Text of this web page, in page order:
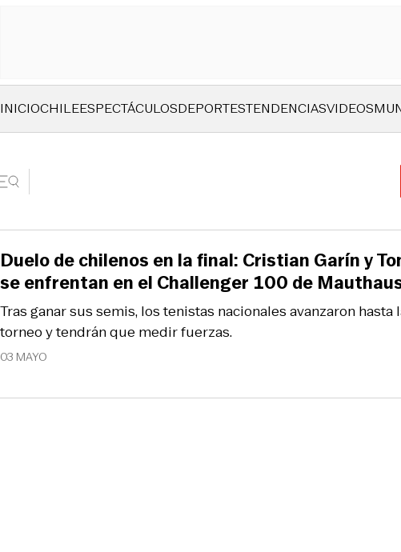
INICIOCHILEESPECTÁCULOSDEPORTESTENDENCIASVIDEOS
03 MAYO
Tras ganar sus semis, los tenistas nacionales avanzaron hasta
torneo y tendrán que medir fuerzas.
Duelo de chilenos en la final: Cristian Garín y
se enfrentan en el Challenger 100 de